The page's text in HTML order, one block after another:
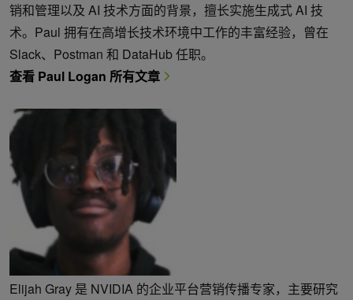
销和管理以及 AI 技术方面的背景，擅长实施生成式 AI 技
术。Paul 拥有在高增长技术环境中工作的丰富经验，曾在
Slack、Postman 和 DataHub 任职。
查看 Paul Logan 所有文章
Elijah Gray 是 NVIDIA 的企业平台营销传播专家，主要研究